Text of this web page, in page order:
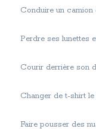
Conduire un camion
Perdre ses lunettes
Courir derrière son
Changer de t-shirt le
Faire pousser des